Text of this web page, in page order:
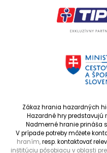
Zákaz hrania hazardných
Hazardné hry predstavujú
Nadmerné hranie prináša
V prípade potreby môžete
hraním,resp. kontaktovať
inštitúciu pôsobiacu v oblasti